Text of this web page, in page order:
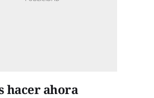
hacer ahora